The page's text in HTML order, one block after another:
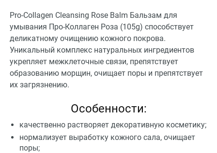
Pro-Collagen Cleansing Rose Balm Бальзам для
умывания Про-Коллаген Роза (105g) способствует
деликатному очищению кожного покрова.
Уникальный комплекс натуральных ингредиентов
укрепляет межклеточные связи, препятствует
образованию морщин, очищает поры и препятствует
их загрязнению.
Особенности:
качественно растворяет декоративную косметику;
нормализует выработку кожного сала, очищает
поры;